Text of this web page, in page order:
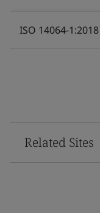
ISO 14064-1:2018
Related Sites